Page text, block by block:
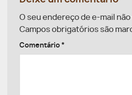
O seu endereço de e-mail
Campos obrigatórios são
Comentário *